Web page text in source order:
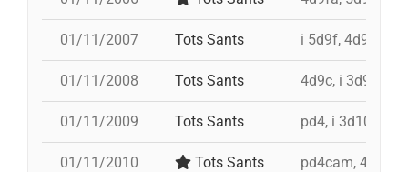
01/11/2007 Tots Sants i 5d9f, 4d9f,
01/11/2008 Tots Sants 4d9c, i 3d9f,
01/11/2009 Tots Sants pd4, i 3d10fm,
01/11/2010 Tots Sants pd4cam, 4d9fa,